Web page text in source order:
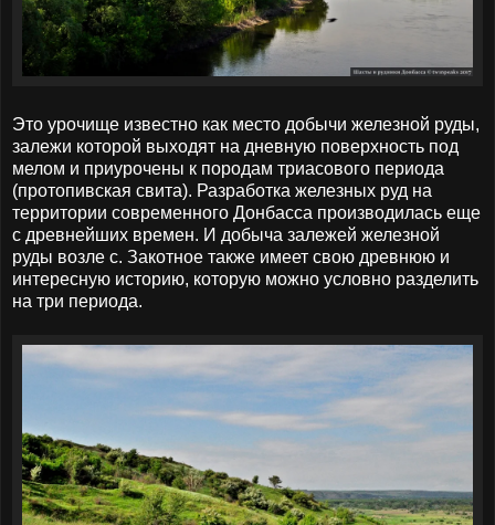
Это урочище известно как место добычи железной руды,
залежи которой выходят на дневную поверхность под
мелом и приурочены к породам триасового периода
(протопивская свита). Разработка железных руд на
территории современного Донбасса производилась еще
с древнейших времен. И добыча залежей железной
руды возле с. Закотное также имеет свою древнюю и
интересную историю, которую можно условно разделить
на три периода.